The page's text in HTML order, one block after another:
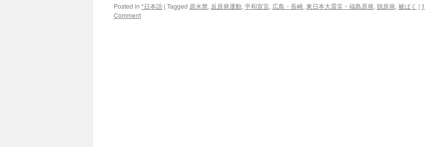
ず
Posted in *日本語 | Tagged 原水禁, 反原発運動, 平和宣言, 広島・長崎, 東日本大震災・福島原発, 脱原発, 被ばく | 1
Comment